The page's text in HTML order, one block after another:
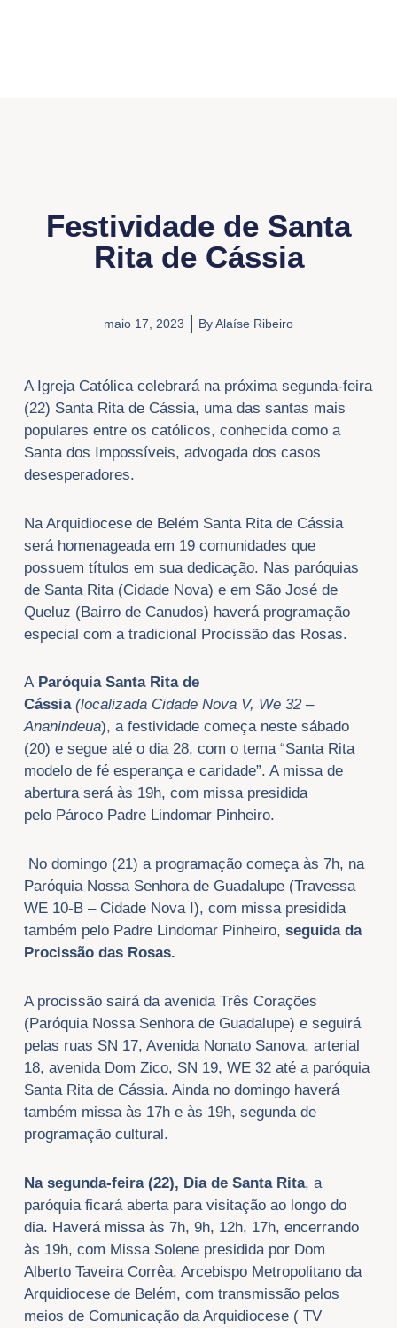
Festividade de Santa
Rita de Cássia
maio 17, 2023 ByAlaíse Ribeiro
A Igreja Católica celebrará na próxima segunda-feira
(22) Santa Rita de Cássia, uma das santas mais
populares entre os católicos, conhecida como a
Santa dos Impossíveis, advogada dos casos
desesperadores.
Na Arquidiocese de Belém Santa Rita de Cássia
será homenageada em 19 comunidades que
possuem títulos em sua dedicação. Nas paróquias
de Santa Rita (Cidade Nova) e em São José de
Queluz (Bairro de Canudos) haverá programação
especial com a tradicional Procissão das Rosas.
A Paróquia Santa Rita de
Cássia (localizada Cidade Nova V, We 32 –
Ananindeua), a festividade começa neste sábado
(20) e segue até o dia 28, com o tema “Santa Rita
modelo de fé esperança e caridade”. A missa de
abertura será às 19h, com missa presidida
pelo Pároco Padre Lindomar Pinheiro.
No domingo (21) a programação começa às 7h, na
Paróquia Nossa Senhora de Guadalupe (Travessa
WE 10-B – Cidade Nova I), com missa presidida
também pelo Padre Lindomar Pinheiro, seguida da
Procissão das Rosas.
A procissão sairá da avenida Três Corações
(Paróquia Nossa Senhora de Guadalupe) e seguirá
pelas ruas SN 17, Avenida Nonato Sanova, arterial
18, avenida Dom Zico, SN 19, WE 32 até a paróquia
Santa Rita de Cássia. Ainda no domingo haverá
também missa às 17h e às 19h, segunda de
programação cultural.
Na segunda-feira (22), Dia de Santa Rita, a
paróquia ficará aberta para visitação ao longo do
dia. Haverá missa às 7h, 9h, 12h, 17h, encerrando
às 19h, com Missa Solene presidida por Dom
Alberto Taveira Corrêa, Arcebispo Metropolitano da
Arquidiocese de Belém, com transmissão pelos
meios de Comunicação da Arquidiocese ( TV